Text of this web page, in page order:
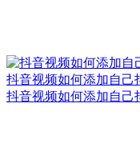
抖音视频如何添加自己
抖音视频如何添加自己